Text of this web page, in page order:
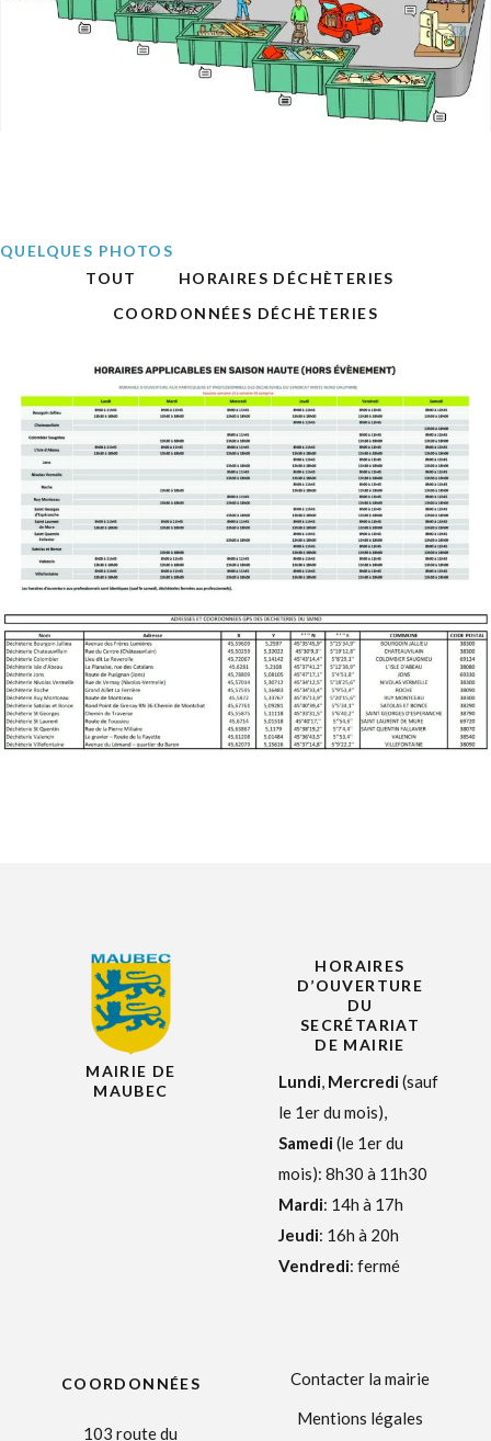
QUELQUES PHOTOS
TOUT
HORAIRES DÉCHÈTERIES
COORDONNÉES DÉCHÈTERIES
MAIRIE DE
MAUBEC
HORAIRES
D’OUVERTURE
DU
SECRÉTARIAT
DE MAIRIE
Lundi, Mercredi(sauf
le 1er du mois),
Samedi(le 1er du
mois): 8h30 à 11h30
Mardi: 14h à 17h
Jeudi: 16h à 20h
Vendredi: fermé
COORDONNÉES
103 route du
Contacter la mairie
Mentions légales